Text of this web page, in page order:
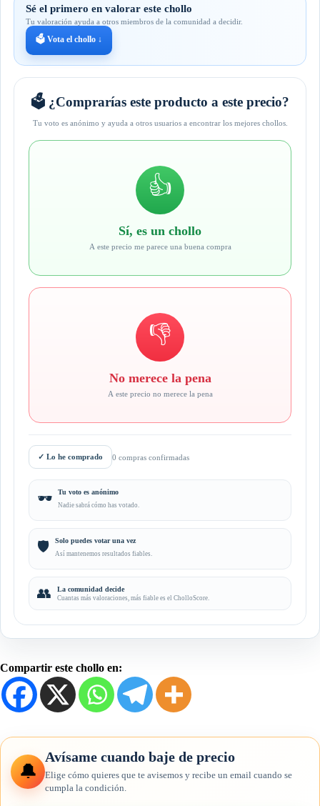
Sé el primero en valorar este chollo
Tu valoración ayuda a otros miembros de la comunidad a decidir.
🗳️ Vota el chollo ↓
🗳️ ¿Comprarías este producto a este precio?
Tu voto es anónimo y ayuda a otros usuarios a encontrar los mejores chollos.
👍
Sí, es un chollo
A este precio me parece una buena compra
👎
No merece la pena
A este precio no merece la pena
✓ Lo he comprado 0 compras confirmadas
🕶️ Tu voto es anónimo
Nadie sabrá cómo has votado.
🛡️ Solo puedes votar una vez
Así mantenemos resultados fiables.
👥 La comunidad decide
Cuantas más valoraciones, más fiable es el CholloScore.
Compartir este chollo en:
🔔
Avísame cuando baje de precio
Elige cómo quieres que te avisemos y recibe un email cuando se
cumpla la condición.